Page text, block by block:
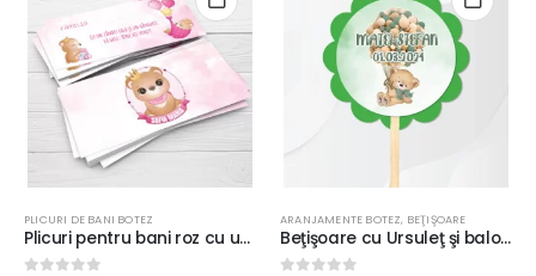
PLICURI DE BANI BOTEZ
Plicuri pentru bani roz cu ursulet si coroana, folosit si ca place card, fundal roz, 20x9cm, carton lucios 240g/m²
ARANJAMENTE BOTEZ, BEŢIŞOARE
Beţişoare cu Ursuleţ şi baloane pentru Candy Bar, fundal verde watercolor, personalizate, Model 9